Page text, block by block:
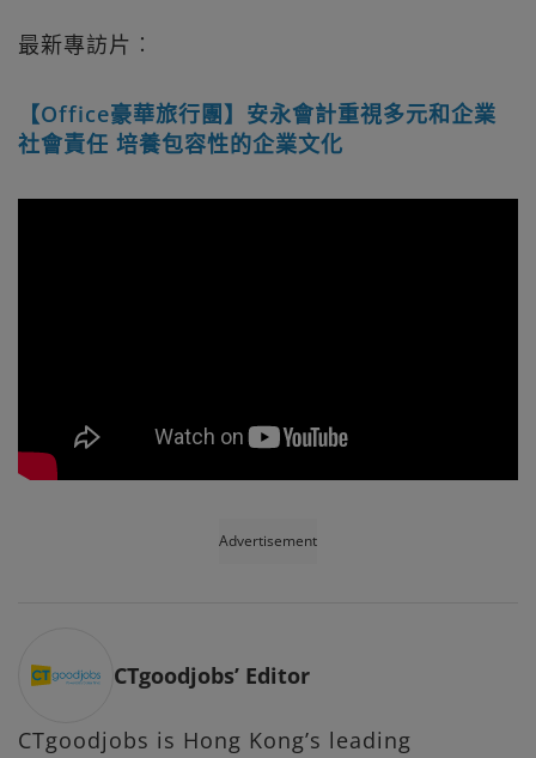
最新專訪片︰
【Office豪華旅行團】安永會計重視多元和企業
社會責任 培養包容性的企業文化
Advertisement
CTgoodjobs’ Editor
CTgoodjobs is Hong Kong’s leading